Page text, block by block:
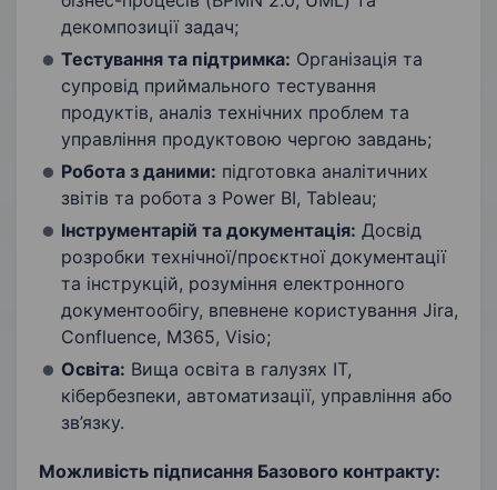
декомпозиції задач;
Тестування та підтримка: Організація та
супровід приймального тестування
продуктів, аналіз технічних проблем та
управління продуктовою чергою завдань;
Робота з даними: підготовка аналітичних
звітів та робота з Power BI, Tableau;
Інструментарій та документація: Досвід
розробки технічної/проєктної документації
та інструкцій, розуміння електронного
документообігу, впевнене користування Jira,
Confluence, M365, Visio;
Освіта: Вища освіта в галузях IT,
кібербезпеки, автоматизації, управління або
зв’язку.
Можливість підписання Базового контракту: